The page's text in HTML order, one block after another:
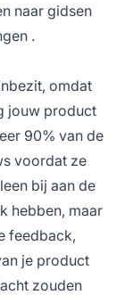
naar gidsen
.
omdat
jouw product
90% van de
voordat ze
bij aan de
hebben, maar
feedback,
je product
zouden